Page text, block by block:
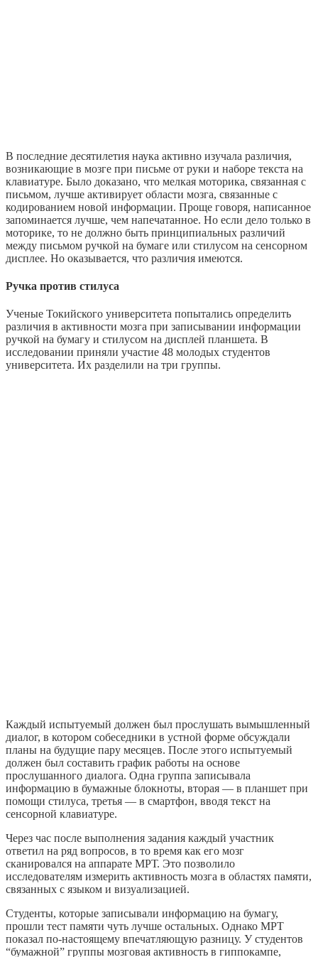
В последние десятилетия наука активно изучала различия,
возникающие в мозге при письме от руки и наборе текста на
клавиатуре. Было доказано, что мелкая моторика, связанная с
письмом, лучше активирует области мозга, связанные с
кодированием новой информации. Проще говоря, написанное
запоминается лучше, чем напечатанное. Но если дело только в
моторике, то не должно быть принципиальных различий
между письмом ручкой на бумаге или стилусом на сенсорном
дисплее. Но оказывается, что различия имеются.
Ручка против стилуса
Ученые Токийского университета попытались определить
различия в активности мозга при записывании информации
ручкой на бумагу и стилусом на дисплей планшета. В
исследовании приняли участие 48 молодых студентов
университета. Их разделили на три группы.
Каждый испытуемый должен был прослушать вымышленный
диалог, в котором собеседники в устной форме обсуждали
планы на будущие пару месяцев. После этого испытуемый
должен был составить график работы на основе
прослушанного диалога. Одна группа записывала
информацию в бумажные блокноты, вторая — в планшет при
помощи стилуса, третья — в смартфон, вводя текст на
сенсорной клавиатуре.
Через час после выполнения задания каждый участник
ответил на ряд вопросов, в то время как его мозг
сканировался на аппарате МРТ. Это позволило
исследователям измерить активность мозга в областях памяти,
связанных с языком и визуализацией.
Студенты, которые записывали информацию на бумагу,
прошли тест памяти чуть лучше остальных. Однако МРТ
показал по-настоящему впечатляющую разницу. У студентов
“бумажной” группы мозговая активность в гиппокампе,